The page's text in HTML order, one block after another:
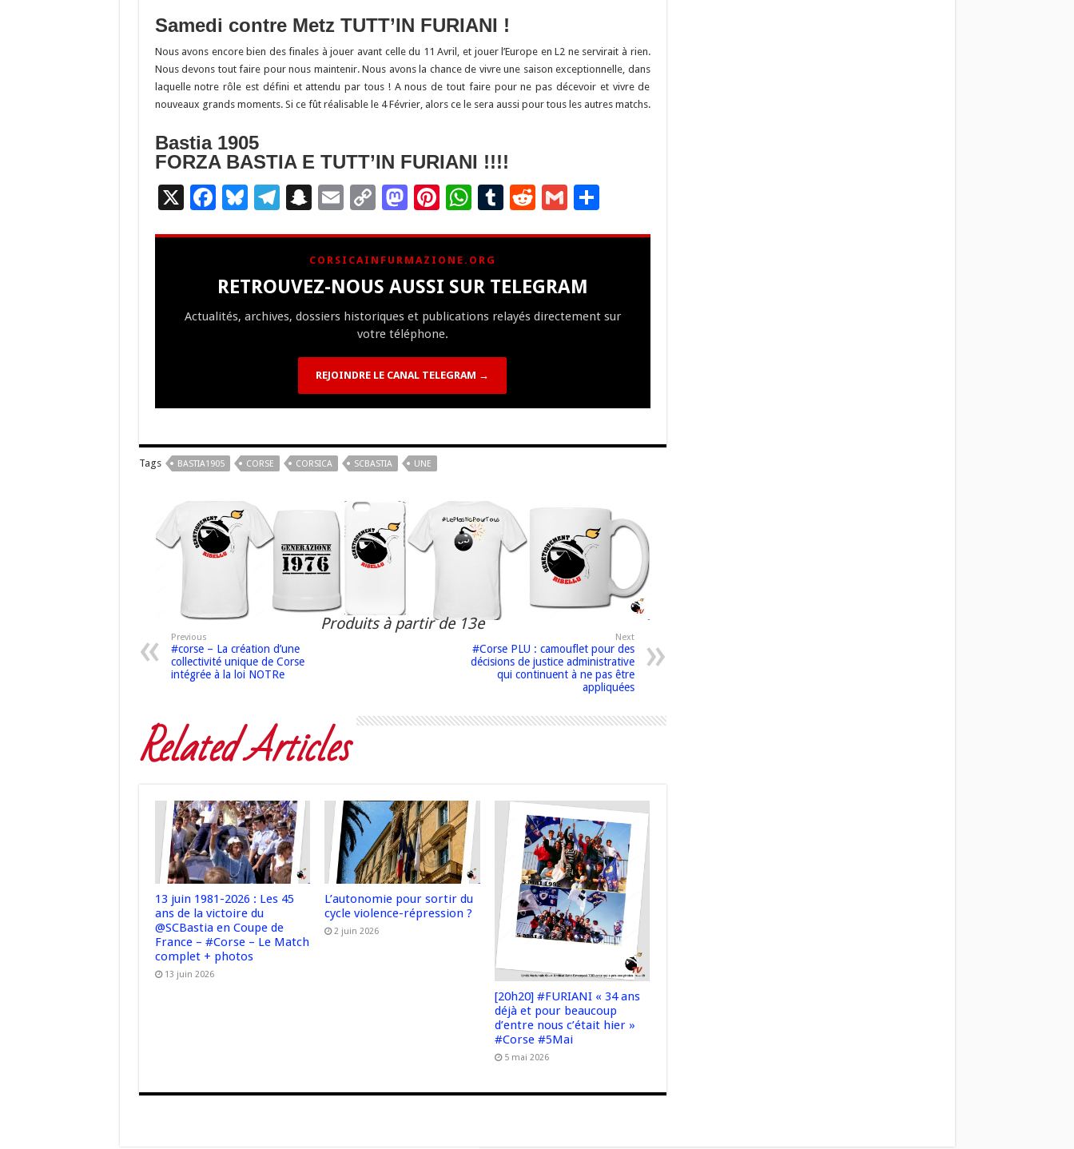
Samedi contre Metz TUTT’IN FURIANI !
Nous avons encore bien des finales à jouer avant celle du 11 Avril, et jouer l’Europe en L2 ne servirait à rien.
Nous devons tout faire pour nous maintenir. Nous avons la chance de vivre une saison exceptionnelle, dans
laquelle notre rôle est défini et attendu par tous ! A nous de tout faire pour ne pas décevoir et vivre de
nouveaux grands moments. Si ce fût réalisable le 4 Février, alors ce le sera aussi pour tous les autres matchs.
Bastia 1905
FORZA BASTIA E TUTT’IN FURIANI !!!!
X F
b
o
o
Bl
ky
T
gr
a
m
S
a
p
c
h
at
E
ai
l
C
p
y
Li
n
k
M
to
d
o
n
Pi
er
es
t
W
at
sA
p
p
T
bl
r
R
di
t
G
l
P
CORSICAINFURMAZIONE.ORG
RETROUVEZ-NOUS AUSSI SUR TELEGRAM
Actualités, archives, dossiers historiques et publications relayés directement sur
votre téléphone.
REJOINDRE LE CANAL TELEGRAM →
Tags BASTIA1905 CORSE CORSICA SCBASTIA UNE
Produits à partir de 13e
Previous
#corse – La création d’une
collectivité unique de Corse
intégrée à la loi NOTRe
Next
#Corse PLU : camouflet pour des
décisions de justice administrative
qui continuent à ne pas être
appliquées
Related Articles
13 juin 1981-2026 : Les 45
ans de la victoire du
@SCBastia en Coupe de
France – #Corse – Le Match
complet + photos
13 juin 2026
L’autonomie pour sortir du
cycle violence-répression ?
2 juin 2026
[20h20] #FURIANI « 34 ans
déjà et pour beaucoup
d’entre nous c’était hier »
#Corse #5Mai
5 mai 2026